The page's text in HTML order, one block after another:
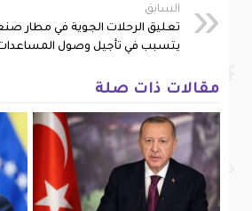
السابق
تعليق الرحلات الجوية في مطار
يتسبب في تأجيل وصول
مقالات ذات صلة